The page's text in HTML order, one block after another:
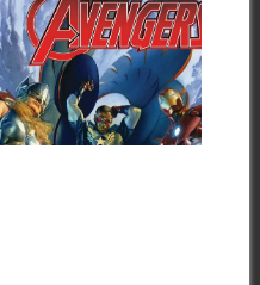
3 POR 3$!
PRESENTANDO
TIMELY COMICS!
Marvel ha anunciado el
lanzamiento de una serie de
cómics en...
▶